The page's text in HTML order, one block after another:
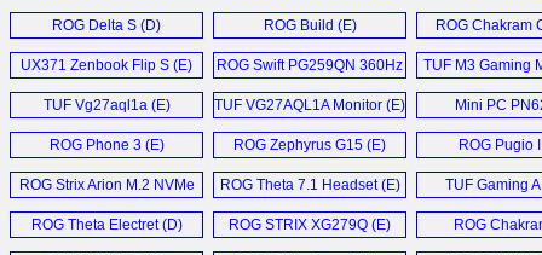
GX551 (E)
ROG Delta S (D) ROG Build (E) ROG Chakram
UX371 Zenbook Flip S (E)
ROG Swift PG259QN 360Hz
Monitor (E)
TUF M3 Gaming
TUF Vg27aql1a (E) TUF VG27AQL1A Monitor (E) Mini PC
ROG Phone 3 (E) ROG Zephyrus G15 (E) ROG Pugio
ROG Strix Arion M.2 NVMe
SSD Enclosure (E)
ROG Theta 7.1 Headset (E) TUF Gaming
ROG Theta Electret (D) ROG STRIX XG279Q (E) ROG